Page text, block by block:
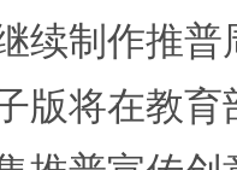
续制作推
版将在教